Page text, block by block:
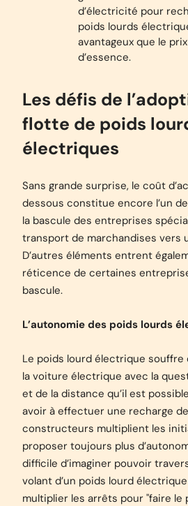
d’électricité pour
poids lourds
avantageux que le
d’essence.
Les défis de
flotte de poids
électriques
Sans grande surprise, le coût
dessous constitue encore l’un
la bascule des entreprises
transport de marchandises vers
D’autres éléments entrent
réticence de certaines
bascule.
L’autonomie des poids lourds
Le poids lourd électrique souffre
la voiture électrique avec la
et de la distance qu’il est
avoir à effectuer une recharge
constructeurs multiplient les
proposer toujours plus
difficile d’imaginer pouvoir
volant d’un poids lourd
multiplier les arrêts pour "faire le